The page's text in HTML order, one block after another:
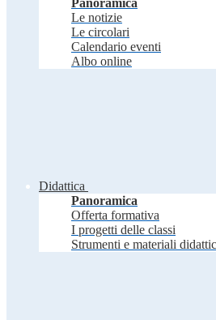
Panoramica
Le notizie
Le circolari
Calendario eventi
Albo online
Didattica
Panoramica
Offerta formativa
I progetti delle classi
Strumenti e materiali